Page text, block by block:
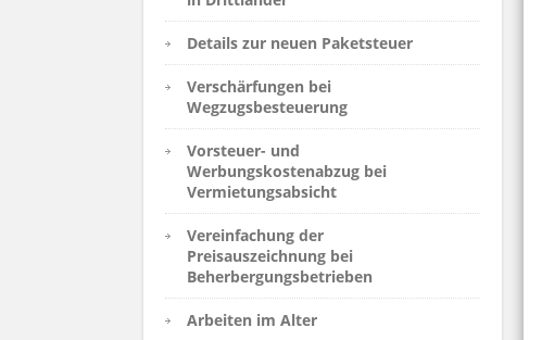
Details zur neuen Paketsteuer
Verschärfungen bei
Wegzugsbesteuerung
Vorsteuer- und
Werbungskostenabzug bei
Vermietungsabsicht
Vereinfachung der
Preisauszeichnung bei
Beherbergungsbetrieben
Arbeiten im Alter